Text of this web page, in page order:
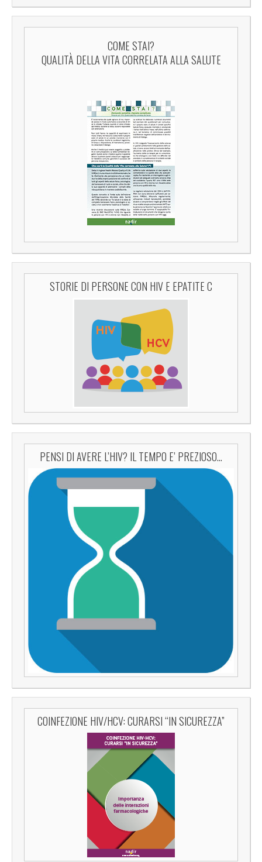
COME STAI?
QUALITÀ DELLA VITA CORRELATA ALLA SALUTE
STORIE DI PERSONE CON HIV E EPATITE C
PENSI DI AVERE L’HIV? IL TEMPO E’ PREZIOSO…
COINFEZIONE HIV/HCV: CURARSI “IN SICUREZZA”